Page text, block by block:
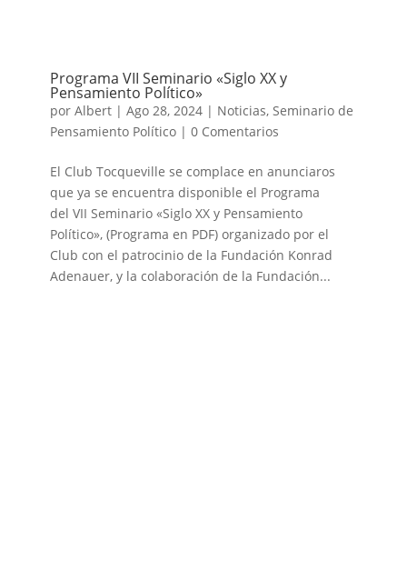
Programa VII Seminario «Siglo XX y
Pensamiento Político»
por Albert| Ago 28, 2024| Noticias, Seminario de
Pensamiento Político| 0 Comentarios
El Club Tocqueville se complace en anunciaros
que ya se encuentra disponible el Programa
del VII Seminario «Siglo XX y Pensamiento
Político», (Programa en PDF) organizado por el
Club con el patrocinio de la Fundación Konrad
Adenauer, y la colaboración de la Fundación...